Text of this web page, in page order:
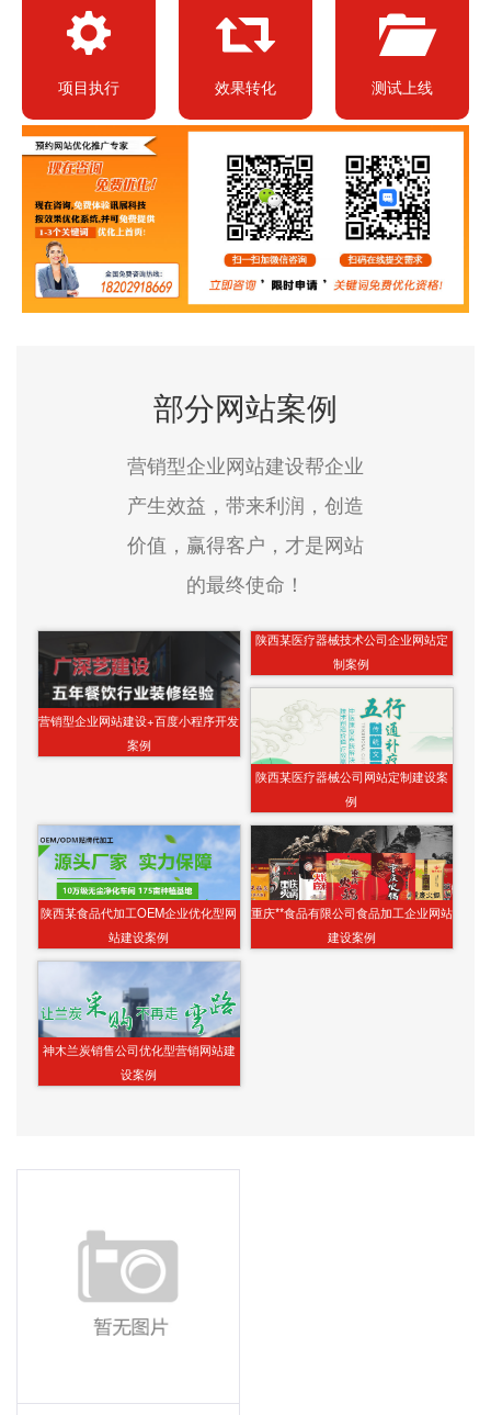
项目执行 效果转化 测试上线
部分网站案例
营销型企业网站建设帮企业
产生效益，带来利润，创造
价值，赢得客户，才是网站
的最终使命！
营销型企业网站建设+百度小程序开发
案例
陕西某医疗器械技术公司企业网站定
制案例
陕西某医疗器械公司网站定制建设案
例
陕西某食品代加工OEM企业优化型网
站建设案例
重庆**食品有限公司食品加工企业网站
建设案例
神木兰炭销售公司优化型营销网站建
设案例